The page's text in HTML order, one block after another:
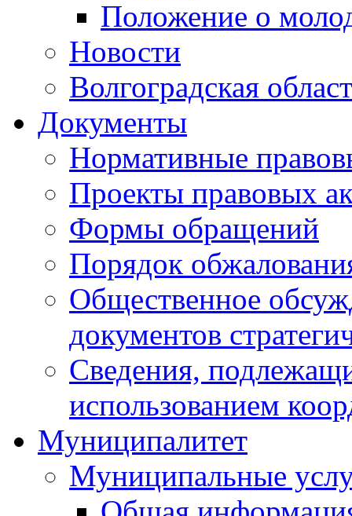
Положение о
Новости
Волгоградская
Документы
Нормативные
Проекты правовых
Формы обращений
Порядок
Общественное
документов
Сведения,
использованием
Муниципалитет
Муниципальные